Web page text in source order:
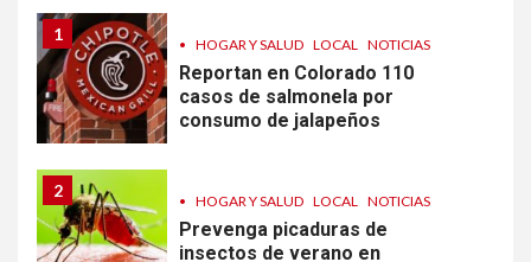
1
• HOGAR Y SALUD LOCAL NOTICIAS
Reportan en Colorado 110
casos de salmonela por
consumo de jalapeños
2
• HOGAR Y SALUD LOCAL NOTICIAS
Prevenga picaduras de
insectos de verano en